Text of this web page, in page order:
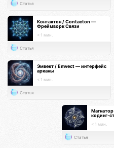
Статья
Контактон / Contacton —
Фреймворк Связи
< 1 мин.
Статья
Эмвект / Emvect — интерфейс
арканы
< 1 мин.
Статья
кодинг-
< 1 мин.
Статья